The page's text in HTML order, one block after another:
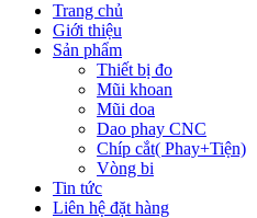
Trang chủ
Giới thiệu
Sản phẩm
Thiết bị đo
Mũi khoan
Mũi doa
Dao phay CNC
Chíp cắt( Phay+Tiện)
Vòng bi
Tin tức
Liên hệ đặt hàng